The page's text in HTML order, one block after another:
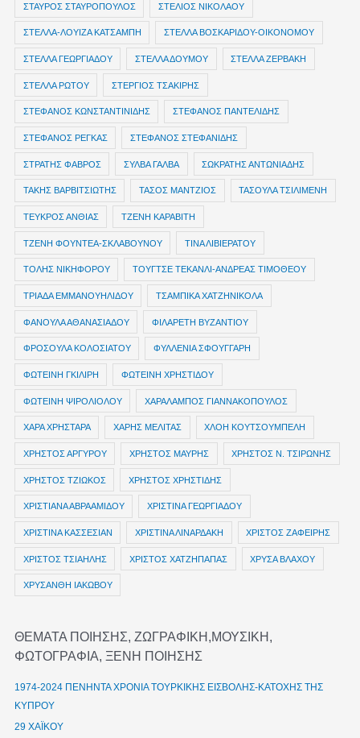
ΣΤΑΥΡΟΣ ΣΤΑΥΡΟΠΟΥΛΟΣ ΣΤΕΛΙΟΣ ΝΙΚΟΛΑΟΥ
ΣΤΕΛΛΑ-ΛΟΥΙΖΑ ΚΑΤΣΑΜΠΗ ΣΤΕΛΛΑ ΒΟΣΚΑΡΙΔΟΥ-ΟΙΚΟΝΟΜΟΥ
ΣΤΕΛΛΑ ΓΕΩΡΓΙΑΔΟΥ ΣΤΕΛΛΑ ΔΟΥΜΟΥ ΣΤΕΛΛΑ ΖΕΡΒΑΚΗ
ΣΤΕΛΛΑ ΡΩΤΟΥ ΣΤΕΡΓΙΟΣ ΤΣΑΚΙΡΗΣ
ΣΤΕΦΑΝΟΣ ΚΩΝΣΤΑΝΤΙΝΙΔΗΣ ΣΤΕΦΑΝΟΣ ΠΑΝΤΕΛΙΔΗΣ
ΣΤΕΦΑΝΟΣ ΡΕΓΚΑΣ ΣΤΕΦΑΝΟΣ ΣΤΕΦΑΝΙΔΗΣ
ΣΤΡΑΤΗΣ ΦΑΒΡΟΣ ΣΥΛΒΑ ΓΑΛΒΑ ΣΩΚΡΑΤΗΣ ΑΝΤΩΝΙΑΔΗΣ
ΤΑΚΗΣ ΒΑΡΒΙΤΣΙΩΤΗΣ ΤΑΣΟΣ ΜΑΝΤΖΙΟΣ ΤΑΣΟΥΛΑ ΤΣΙΛΙΜΕΝΗ
ΤΕΥΚΡΟΣ ΑΝΘΙΑΣ ΤΖΕΝΗ ΚΑΡΑΒΙΤΗ
ΤΖΕΝΗ ΦΟΥΝΤΕΑ-ΣΚΛΑΒΟΥΝΟΥ ΤΙΝΑ ΛΙΒΙΕΡΑΤΟΥ
ΤΟΛΗΣ ΝΙΚΗΦΟΡΟΥ ΤΟΥΓΤΣΕ ΤΕΚΑΝΛΙ-ΑΝΔΡΕΑΣ ΤΙΜΟΘΕΟΥ
ΤΡΙΑΔΑ ΕΜΜΑΝΟΥΗΛΙΔΟΥ ΤΣΑΜΠΙΚΑ ΧΑΤΖΗΝΙΚΟΛΑ
ΦΑΝΟΥΛΑ ΑΘΑΝΑΣΙΑΔΟΥ ΦΙΛΑΡΕΤΗ ΒΥΖΑΝΤΙΟΥ
ΦΡΟΣΟΥΛΑ ΚΟΛΟΣΙΑΤΟΥ ΦΥΛΛΕΝΙΑ ΣΦΟΥΓΓΑΡΗ
ΦΩΤΕΙΝΗ ΓΚΙΛΙΡΗ ΦΩΤΕΙΝΗ ΧΡΗΣΤΙΔΟΥ
ΦΩΤΕΙΝΗ ΨΙΡΟΛΙΟΛΟΥ ΧΑΡΑΛΑΜΠΟΣ ΓΙΑΝΝΑΚΟΠΟΥΛΟΣ
ΧΑΡΑ ΧΡΗΣΤΑΡΑ ΧΑΡΗΣ ΜΕΛΙΤΑΣ ΧΛΟΗ ΚΟΥΤΣΟΥΜΠΕΛΗ
ΧΡΗΣΤΟΣ ΑΡΓΥΡΟΥ ΧΡΗΣΤΟΣ ΜΑΥΡΗΣ ΧΡΗΣΤΟΣ Ν. ΤΣΙΡΩΝΗΣ
ΧΡΗΣΤΟΣ ΤΖΙΩΚΟΣ ΧΡΗΣΤΟΣ ΧΡΗΣΤΙΔΗΣ
ΧΡΙΣΤΙΑΝΑ ΑΒΡΑΑΜΙΔΟΥ ΧΡΙΣΤΙΝΑ ΓΕΩΡΓΙΑΔΟΥ
ΧΡΙΣΤΙΝΑ ΚΑΣΣΕΣΙΑΝ ΧΡΙΣΤΙΝΑ ΛΙΝΑΡΔΑΚΗ ΧΡΙΣΤΟΣ ΖΑΦΕΙΡΗΣ
ΧΡΙΣΤΟΣ ΤΣΙΑΗΛΗΣ ΧΡΙΣΤΟΣ ΧΑΤΖΗΠΑΠΑΣ ΧΡΥΣΑ ΒΛΑΧΟΥ
ΧΡΥΣΑΝΘΗ ΙΑΚΩΒΟΥ
ΘΕΜΑΤΑ ΠΟΙΗΣΗΣ, ΖΩΓΡΑΦΙΚΗ,ΜΟΥΣΙΚΗ,
ΦΩΤΟΓΡΑΦΙΑ, ΞΕΝΗ ΠΟΙΗΣΗΣ
1974-2024 ΠΕΝΗΝΤΑ ΧΡΟΝΙΑ ΤΟΥΡΚΙΚΗΣ ΕΙΣΒΟΛΗΣ-ΚΑΤΟΧΗΣ ΤΗΣ
ΚΥΠΡΟΥ
29 ΧΑΪΚΟΥ